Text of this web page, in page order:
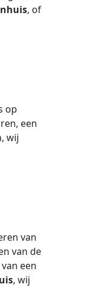
, of
op
een
wij
van
van de
een
, wij